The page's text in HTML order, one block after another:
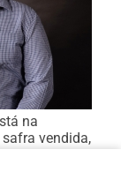
na
safra vendida,